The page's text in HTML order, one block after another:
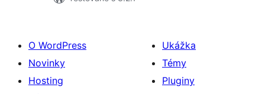
O WordPress
Novinky
Hosting
Ukážka
Témy
Pluginy